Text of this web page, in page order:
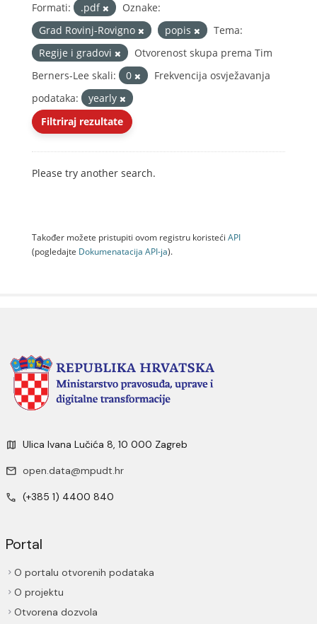
Formati: .pdf
Oznake:
Grad Rovinj-Rovigno
popis
Tema:
Regije i gradovi
Otvorenost skupa prema Tim
Berners-Lee skali:
0
Frekvencija osvježavanja
podataka:
yearly
Filtriraj rezultate
Please try another search.
Također možete pristupiti ovom registru koristeći API
(pogledajte Dokumenаtаcijа API-jа).